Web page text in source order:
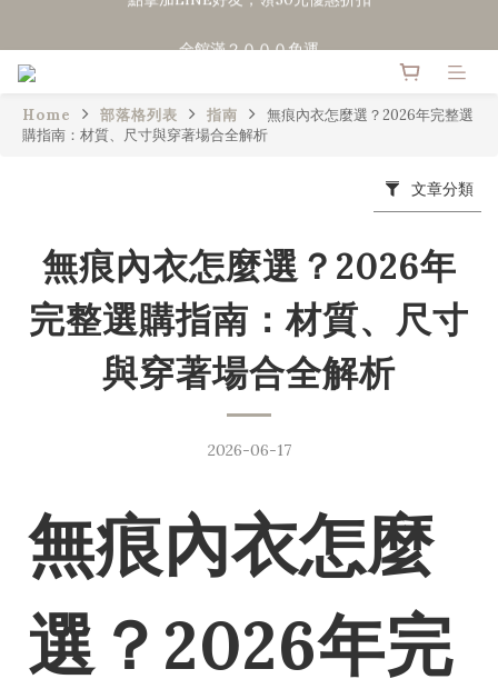
Home 部落格列表 指南
無痕內衣怎麼選？2026年完整選
購指南：材質、尺寸與穿著場合全解析
文章分類
無痕內衣怎麼選？2026年
完整選購指南：材質、尺寸
與穿著場合全解析
2026-06-17
無痕內衣怎麼
選？2026年完